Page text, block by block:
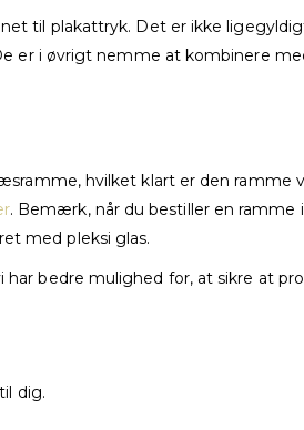
til plakattryk. Det er ikke
er i øvrigt nemme at kombinere
hvilket klart er den
. Bemærk, når du bestiller en
med pleksi glas.
bedre mulighed for, at sikre at
dig.